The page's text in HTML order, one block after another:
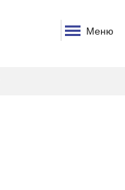
Меню